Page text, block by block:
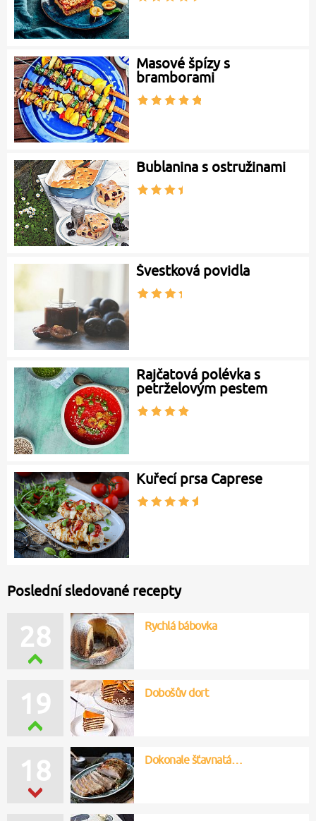
Masové špízy s
bramborami
Bublanina s ostružinami
Švestková povidla
Rajčatová polévka s
petrželovým pestem
Kuřecí prsa Caprese
Poslední sledované recepty
28 Rychlá bábovka
18 Dokonale šťavnatá…
19 Dobošův dort